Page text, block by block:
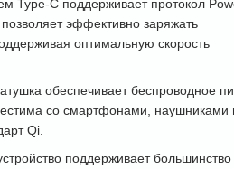
Type-C поддерживает протокол
эффективно заряжать
оптимальную скорость
обеспечивает беспроводное
со смартфонами, наушниками
Qi.
поддерживает большинство